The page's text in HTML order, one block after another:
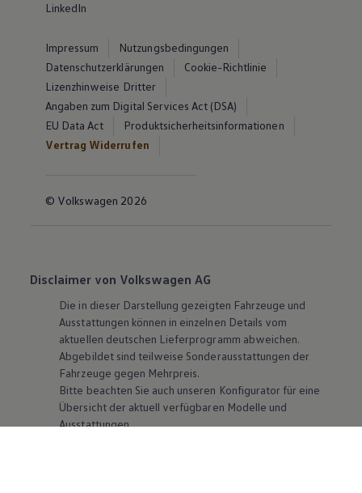
LinkedIn
Impressum
Nutzungsbedingungen
Datenschutzerklärungen
Cookie-Richtlinie
Lizenzhinweise Dritter
Angaben zum Digital Services Act (DSA)
EU Data Act
Produktsicherheitsinformationen
Vertrag Widerrufen
© Volkswagen 2026
Disclaimer von Volkswagen AG
Die in dieser Darstellung gezeigten Fahrzeuge und
Ausstattungen können in einzelnen Details vom
aktuellen deutschen Lieferprogramm abweichen.
Abgebildet sind teilweise Sonderausstattungen der
Fahrzeuge gegen Mehrpreis.
Bitte beachten Sie auch unseren Konfigurator für eine
Übersicht der aktuell verfügbaren Modelle und
Ausstattungen.